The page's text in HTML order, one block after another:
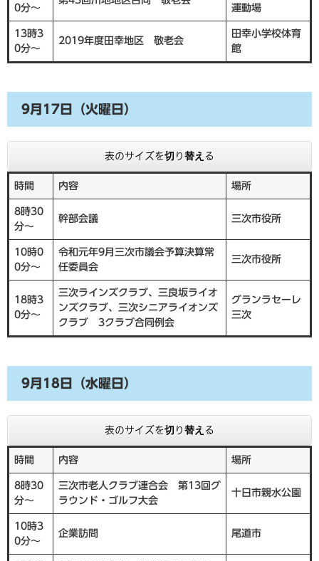
0分～ 運動場
13時3
0分～
2019年度田幸地区 敬老会
田幸小学校体育
館
9月17日（火曜日）
表のサイズを切り替える
時間 内容 場所
8時30
分～
幹部会議 三次市役所
10時0
0分～
令和元年9月三次市議会予算決算常
任委員会
三次市役所
18時3
0分～
三次ラインズクラブ、三良坂ライオ
ンズクラブ、三次シニアライオンズ
クラブ 3クラブ合同例会
グランラセーレ
三次
9月18日（水曜日）
表のサイズを切り替える
時間 内容 場所
8時30
分～
三次市老人クラブ連合会 第13回グ
ラウンド・ゴルフ大会
十日市親水公園
10時3
0分～
企業訪問 尾道市